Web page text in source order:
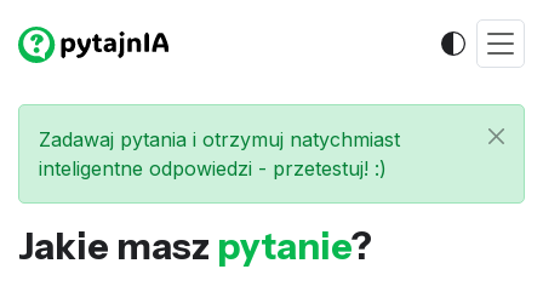
Zadawaj pytania i otrzymuj natychmiast
inteligentne odpowiedzi - przetestuj! :)
Jakie masz pytanie?